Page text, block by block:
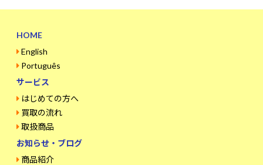
HOME
English
Português
サービス
はじめての方へ
買取の流れ
取扱商品
お知らせ・ブログ
商品紹介